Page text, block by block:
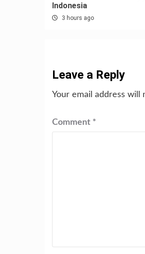
Indonesia
3 hours ago
Leave a Reply
Your email address will
Comment *